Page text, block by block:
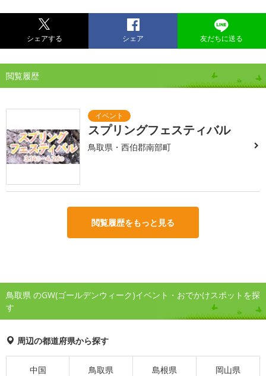
シェアする シェア 友だちに送る
閲覧履歴
スプリングフェスティバル
鳥取県・西伯郡南部町
閲覧履歴をもっと見る
鳥取県 のGW(ゴールデンウィーク)イベント・おでかけスポットを探
す
周辺の都道府県から探す
中国 鳥取県 島根県 岡山県